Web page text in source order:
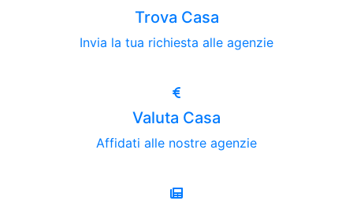
Trova Casa
Invia la tua richiesta alle agenzie
Valuta Casa
Affidati alle nostre agenzie